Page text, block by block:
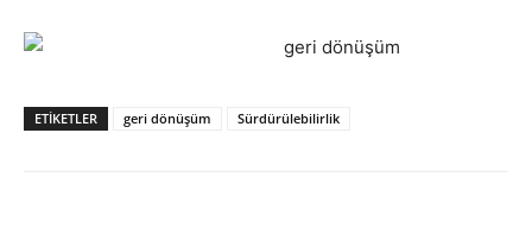
ETIKETLER geri dönüşüm Sürdürülebilirlik